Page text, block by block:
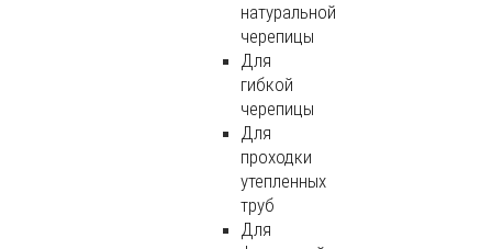
натуральной
черепицы
Для
гибкой
черепицы
Для
проходки
утепленных
труб
Для